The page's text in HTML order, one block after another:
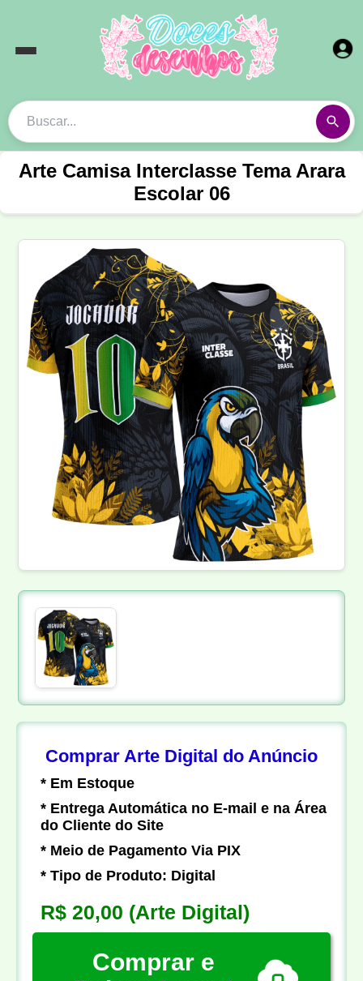
Arte Camisa Interclasse Tema Arara
Escolar 06
Comprar Arte Digital do Anúncio
* Em Estoque
* Entrega Automática no E-mail e na Área
do Cliente do Site
* Meio de Pagamento Via PIX
* Tipo de Produto: Digital
R$ 20,00 (Arte Digital)
Comprar e